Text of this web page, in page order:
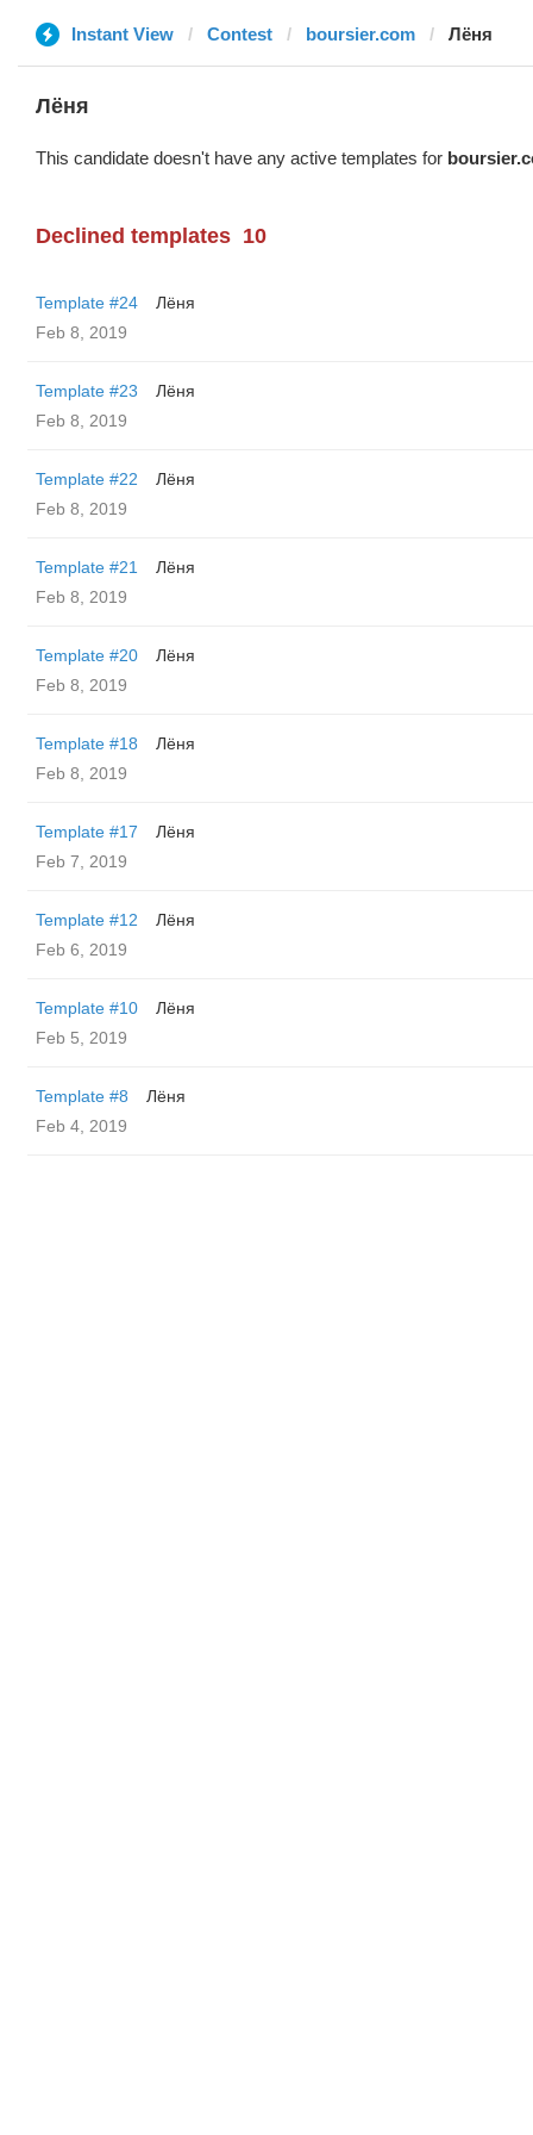
Instant View Contest boursier.com Лёня
Лёня
This candidate doesn't have any active templates for
Declined templates 10
Template #24
Лёня
Feb 8, 2019
Template #23
Лёня
Feb 8, 2019
Template #22
Лёня
Feb 8, 2019
Template #21
Лёня
Feb 8, 2019
Template #20
Лёня
Feb 8, 2019
Template #18
Лёня
Feb 8, 2019
Template #17
Лёня
Feb 7, 2019
Template #12
Лёня
Feb 6, 2019
Template #10
Лёня
Feb 5, 2019
Template #8
Лёня
Feb 4, 2019